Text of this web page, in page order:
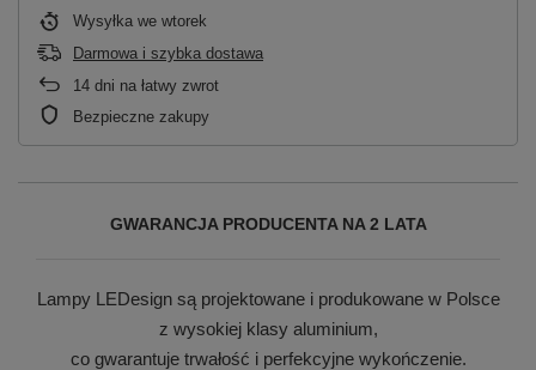
Wysyłka we wtorek
Darmowa i szybka dostawa
14 dni na łatwy zwrot
Bezpieczne zakupy
GWARANCJA PRODUCENTA NA 2 LATA
Lampy LEDesign są projektowane i produkowane w Polsce
z wysokiej klasy aluminium,
co gwarantuje trwałość i perfekcyjne wykończenie.